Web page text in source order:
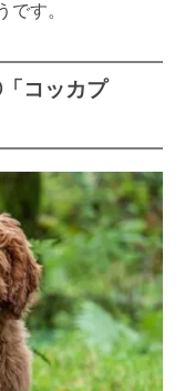
です。
コッカプ